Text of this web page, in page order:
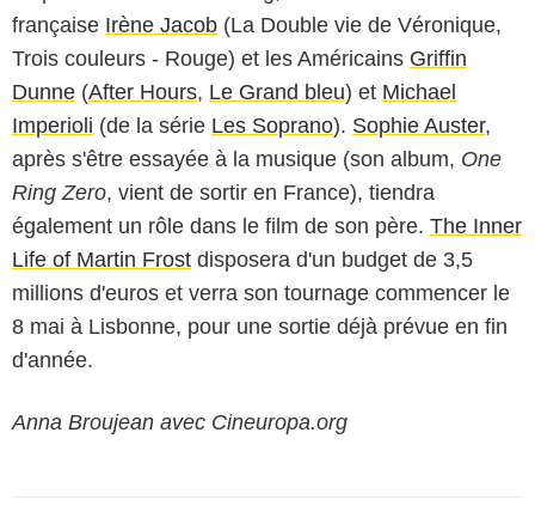
française Irène Jacob (La Double vie de Véronique,
Trois couleurs - Rouge) et les Américains Griffin
Dunne (After Hours, Le Grand bleu) et Michael
Imperioli (de la série Les Soprano). Sophie Auster,
après s'être essayée à la musique (son album, One
Ring Zero, vient de sortir en France), tiendra
également un rôle dans le film de son père. The Inner
Life of Martin Frost disposera d'un budget de 3,5
millions d'euros et verra son tournage commencer le
8 mai à Lisbonne, pour une sortie déjà prévue en fin
d'année.
Anna Broujean avec Cineuropa.org